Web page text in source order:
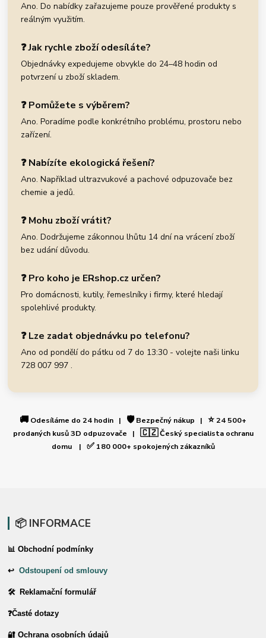
Ano. Do nabídky zařazujeme pouze prověřené produkty s
reálným využitím.
❓ Jak rychle zboží odesíláte?
Objednávky expedujeme obvykle do 24–48 hodin od
potvrzení u zboží skladem.
❓ Pomůžete s výběrem?
Ano. Poradíme podle konkrétního problému, prostoru nebo
zařízení.
❓ Nabízíte ekologická řešení?
Ano. Například ultrazvukové a pachové odpuzovače bez
chemie a jedů.
❓ Mohu zboží vrátit?
Ano. Dodržujeme zákonnou lhůtu 14 dní na vrácení zboží
bez udání důvodu.
❓ Pro koho je ERshop.cz určen?
Pro domácnosti, kutily, řemeslníky i firmy, které hledají
spolehlivé produkty.
❓ Lze zadat objednávku po telefonu?
Ano od pondělí do pátku od 7 do 13:30 - volejte naši linku
728 007 997 .
🚚 Odesíláme do 24 hodin | 🛡️Bezpečný nákup | ⭐24 500+
prodaných kusů 3D odpuzovače | 🇨🇿Český specialista ochranu
domu | ✅180 000+ spokojených zákazníků
📦 INFORMACE
📊 Obchodní podmínky
↩Odstoupení od smlouvy
🛠 Reklamační formulář
❓Časté dotazy
🔐 Ochrana osobních údajů